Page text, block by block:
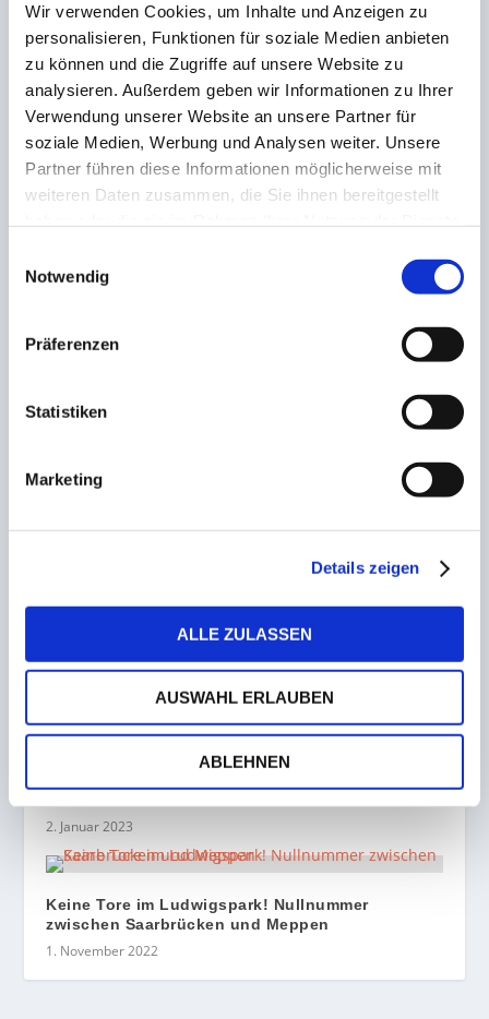
Wir verwenden Cookies, um Inhalte und Anzeigen zu
personalisieren, Funktionen für soziale Medien anbieten
zu können und die Zugriffe auf unsere Website zu
analysieren. Außerdem geben wir Informationen zu Ihrer
Verwendung unserer Website an unsere Partner für
soziale Medien, Werbung und Analysen weiter. Unsere
Partner führen diese Informationen möglicherweise mit
weiteren Daten zusammen, die Sie ihnen bereitgestellt
Notwendig
Präferenzen
Statistiken
Marketing
Details zeigen
ALLE ZULASSEN
AUSWAHL ERLAUBEN
ABLEHNEN
VORHERIGE
zum Punkten! Schmidt
NÄCHSTE
Show zum Bübinger-
Schützenfest mit
Alleinunterhaltung
Weiterhin keine FCS-Saisonniederlage!
Saarbrücken knackt Wiesbaden-Fluch auch im
27. Oktober 2022
Trotz des Weltmeisterschaftsausscheidens in
London! Saarländer Gabriel Clemens
2. Januar 2023
Keine Tore im Ludwigspark! Nullnummer
zwischen Saarbrücken und Meppen
1. November 2022